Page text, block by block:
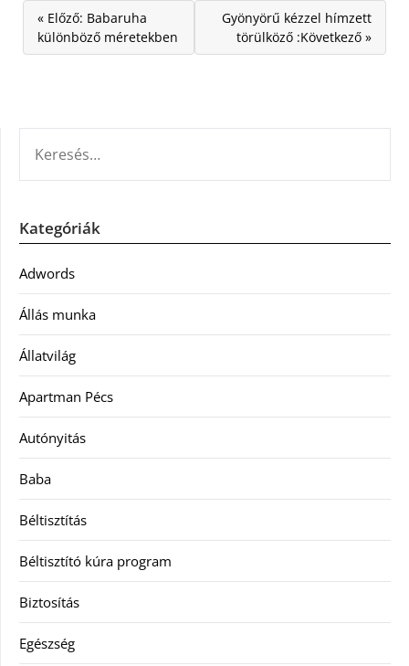
« Előző: Babaruha
különböző méretekben
Gyönyörű kézzel hímzett
törülköző :Következő »
Kategóriák
Adwords
Állás munka
Állatvilág
Apartman Pécs
Autónyitás
Baba
Béltisztítás
Béltisztító kúra program
Biztosítás
Egészség